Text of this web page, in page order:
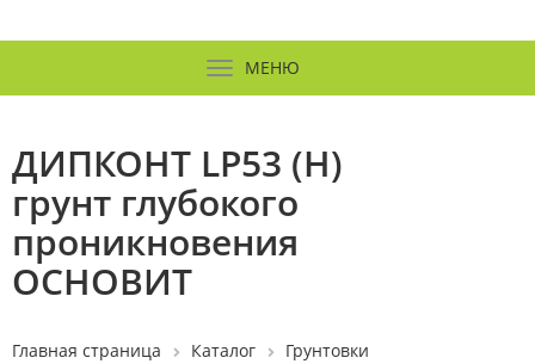
МЕНЮ
ДИПКОНТ LP53 (Н)
грунт глубокого
проникновения
ОСНОВИТ
Главная страница Каталог
Грунтовки